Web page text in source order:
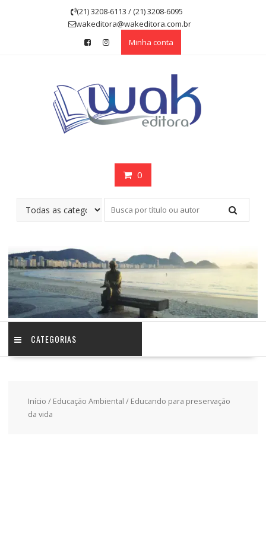
(21) 3208-6113 / (21) 3208-6095
wakeditora@wakeditora.com.br
Minha conta
0
CATEGORIAS
Início / Educação Ambiental / Educando para preservação
da vida